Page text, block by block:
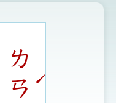
示
圖
ㄌ
ㄢˊ